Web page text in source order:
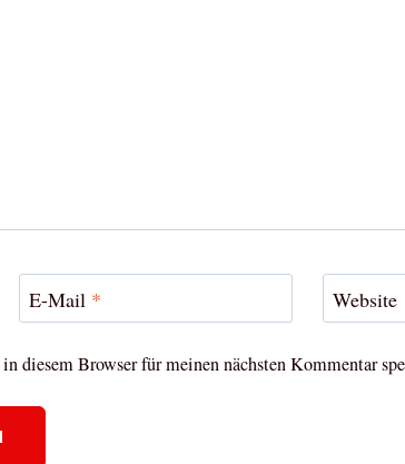
E-Mail * Website
diesem Browser für meinen nächsten Kommentar